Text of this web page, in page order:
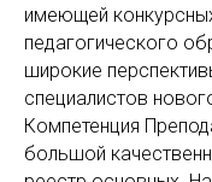
имеющей
педагогического
широкие
специалистов
Компетенция
большой